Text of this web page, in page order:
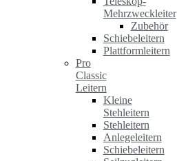
Mehrzweckleiter
Zubehör
Schiebeleitern
Plattformleitern
Pro
Classic
Leitern
Kleine
Stehleitern
Stehleitern
Anlegeleitern
Schiebeleitern